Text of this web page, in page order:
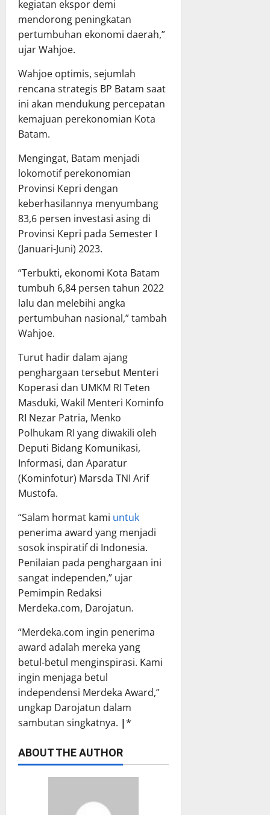
kegiatan ekspor demi
mendorong peningkatan
pertumbuhan ekonomi daerah,”
ujar Wahjoe.
Wahjoe optimis, sejumlah
rencana strategis BP Batam saat
ini akan mendukung percepatan
kemajuan perekonomian Kota
Batam.
Mengingat, Batam menjadi
lokomotif perekonomian
Provinsi Kepri dengan
keberhasilannya menyumbang
83,6 persen investasi asing di
Provinsi Kepri pada Semester I
(Januari-Juni) 2023.
“Terbukti, ekonomi Kota Batam
tumbuh 6,84 persen tahun 2022
lalu dan melebihi angka
pertumbuhan nasional,” tambah
Wahjoe.
Turut hadir dalam ajang
penghargaan tersebut Menteri
Koperasi dan UMKM RI Teten
Masduki, Wakil Menteri Kominfo
RI Nezar Patria, Menko
Polhukam RI yang diwakili oleh
Deputi Bidang Komunikasi,
Informasi, dan Aparatur
(Kominfotur) Marsda TNI Arif
Mustofa.
“Salam hormat kami untuk
penerima award yang menjadi
sosok inspiratif di Indonesia.
Penilaian pada penghargaan ini
sangat independen,” ujar
Pemimpin Redaksi
Merdeka.com, Darojatun.
“Merdeka.com ingin penerima
award adalah mereka yang
betul-betul menginspirasi. Kami
ingin menjaga betul
independensi Merdeka Award,”
ungkap Darojatun dalam
sambutan singkatnya. |*
ABOUT THE AUTHOR